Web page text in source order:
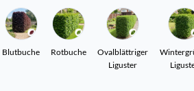
Blutbuche Rotbuche
Ovalblättriger
Liguster